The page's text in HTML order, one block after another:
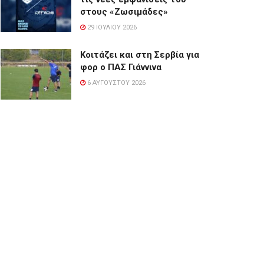
στους «Ζωσιμάδες»
29 ΙΟΥΛΊΟΥ 2026
Κοιτάζει και στη Σερβία για
φορ ο ΠΑΣ Γιάννινα
6 ΑΥΓΟΎΣΤΟΥ 2026